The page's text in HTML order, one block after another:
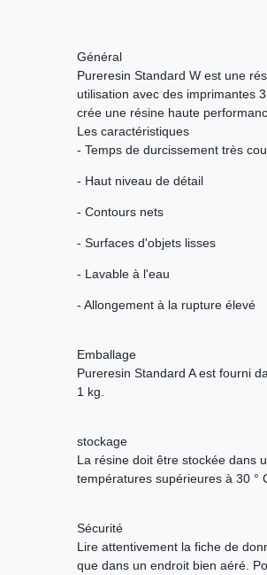
Général
Pureresin Standard W est une
utilisation avec des imprimantes
crée une résine haute
Les caractéristiques
- Temps de durcissement très
- Haut niveau de détail
- Contours nets
- Surfaces d'objets lisses
- Lavable à l'eau
- Allongement à la rupture élevé
Emballage
Pureresin Standard A est fourni
1 kg.
stockage
La résine doit être stockée dans
températures supérieures à 30 °
Sécurité
Lire attentivement la fiche de
que dans un endroit bien aéré.